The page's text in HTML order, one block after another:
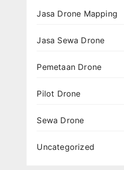
Jasa Drone Mapping
Jasa Sewa Drone
Pemetaan Drone
Pilot Drone
Sewa Drone
Uncategorized